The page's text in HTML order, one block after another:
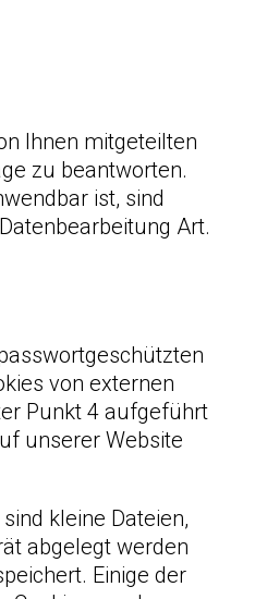
Ihnen mitgeteilten
zu beantworten.
ist, sind
Art.
von externen
Punkt 4 aufgeführt
unserer Website
kleine Dateien,
abgelegt werden
Einige der